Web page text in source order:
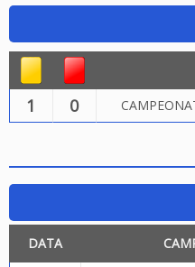
1 0
DATA